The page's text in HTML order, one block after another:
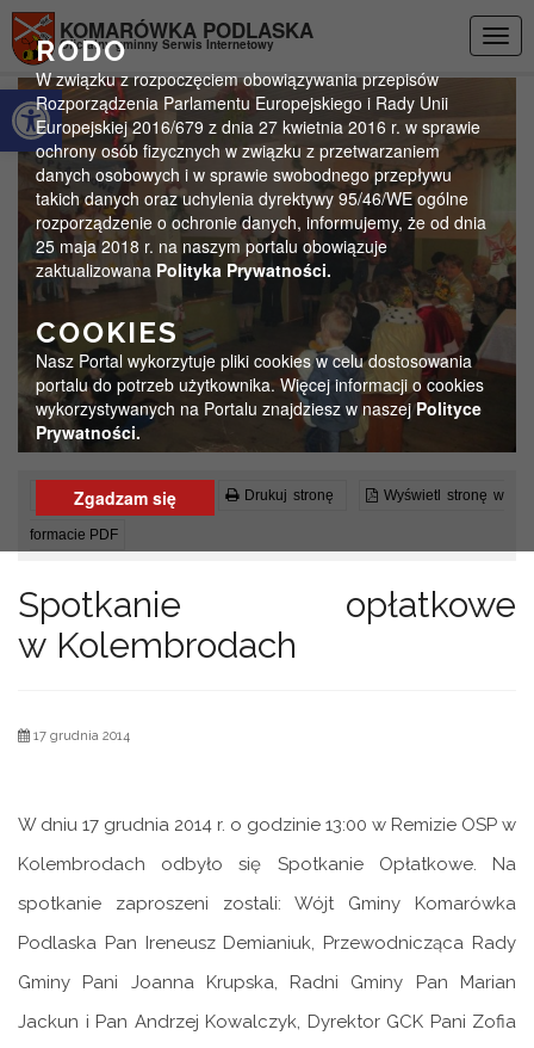
Otwórz pasek narzędzi
KOMARÓWKA PODLASKA
Oficjalny gminny Serwis Internetowy
Czytaj artykuł (lektor) Drukuj stronę Wyświetl stronę w
formacie PDF
Spotkanie opłatkowe
w Kolembrodach
17 grudnia 2014
W dniu 17 grudnia 2014 r. o godzinie 13:00 w Remizie OSP w
Kolembrodach odbyło się Spotkanie Opłatkowe. Na
spotkanie zaproszeni zostali: Wójt Gminy Komarówka
Podlaska Pan Ireneusz Demianiuk, Przewodnicząca Rady
Gminy Pani Joanna Krupska, Radni Gminy Pan Marian
Jackun i Pan Andrzej Kowalczyk, Dyrektor GCK Pani Zofia
RODO
W związku z rozpoczęciem obowiązywania przepisów
Rozporządzenia Parlamentu Europejskiego i Rady Unii
Europejskiej 2016/679 z dnia 27 kwietnia 2016 r. w sprawie
ochrony osób fizycznych w związku z przetwarzaniem
danych osobowych i w sprawie swobodnego przepływu
takich danych oraz uchylenia dyrektywy 95/46/WE ogólne
rozporządzenie o ochronie danych, informujemy, że od dnia
25 maja 2018 r. na naszym portalu obowiązuje
zaktualizowana Polityka Prywatności.
COOKIES
Nasz Portal wykorzytuje pliki cookies w celu dostosowania
portalu do potrzeb użytkownika. Więcej informacji o cookies
wykorzystywanych na Portalu znajdziesz w naszejPolityce
Prywatności.
Zgadzam się